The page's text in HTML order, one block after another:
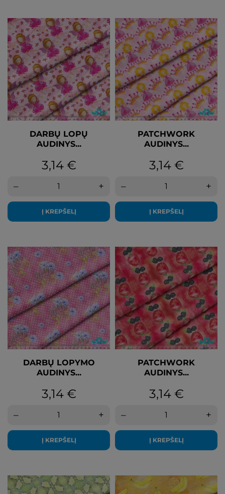
DARBŲ LOPŲ
AUDINYS...
Kaina
3,14 €
– +
Į KREPŠELĮ
PATCHWORK
AUDINYS...
Kaina
3,14 €
– +
Į KREPŠELĮ
DARBŲ LOPYMO
AUDINYS...
Kaina
3,14 €
– +
Į KREPŠELĮ
PATCHWORK
AUDINYS...
Kaina
3,14 €
– +
Į KREPŠELĮ